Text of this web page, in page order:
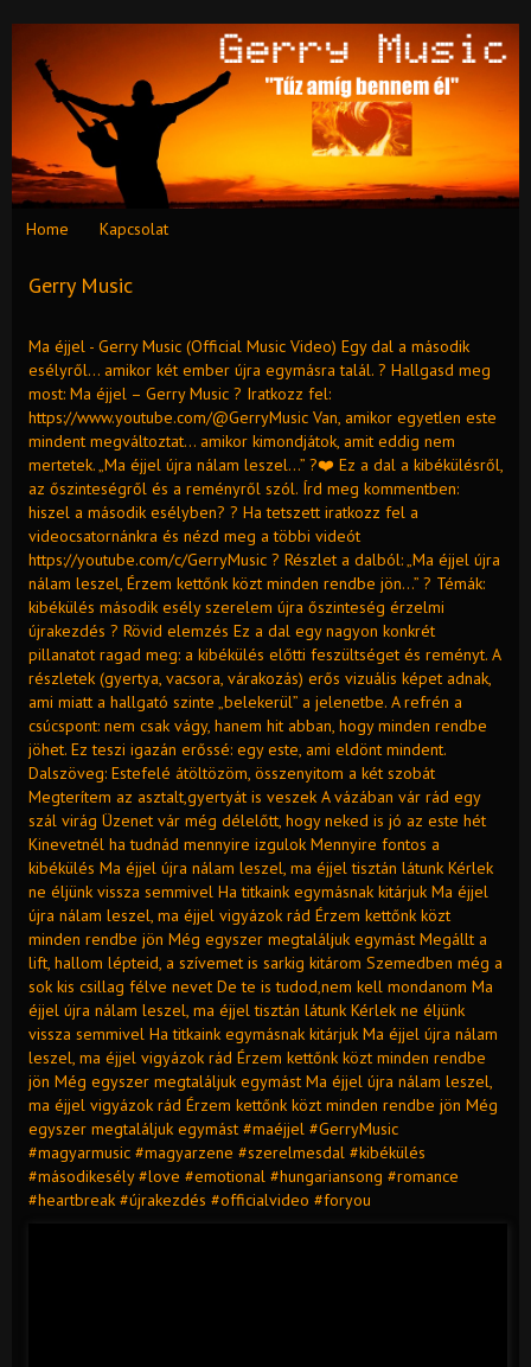
Home Kapcsolat
Gerry Music
Ma éjjel - Gerry Music (Official Music Video) Egy dal a második
esélyről… amikor két ember újra egymásra talál. ? Hallgasd meg
most: Ma éjjel – Gerry Music ? Iratkozz fel:
https://www.youtube.com/@GerryMusic Van, amikor egyetlen este
mindent megváltoztat… amikor kimondjátok, amit eddig nem
mertetek. „Ma éjjel újra nálam leszel…” ?❤️ Ez a dal a kibékülésről,
az őszinteségről és a reményről szól. Írd meg kommentben:
hiszel a második esélyben? ? Ha tetszett iratkozz fel a
videocsatornánkra és nézd meg a többi videót
https://youtube.com/c/GerryMusic ? Részlet a dalból: „Ma éjjel újra
nálam leszel, Érzem kettőnk közt minden rendbe jön…” ? Témák:
kibékülés második esély szerelem újra őszinteség érzelmi
újrakezdés ? Rövid elemzés Ez a dal egy nagyon konkrét
pillanatot ragad meg: a kibékülés előtti feszültséget és reményt. A
részletek (gyertya, vacsora, várakozás) erős vizuális képet adnak,
ami miatt a hallgató szinte „belekerül” a jelenetbe. A refrén a
csúcspont: nem csak vágy, hanem hit abban, hogy minden rendbe
jöhet. Ez teszi igazán erőssé: egy este, ami eldönt mindent.
Dalszöveg: Estefelé átöltözöm, összenyitom a két szobát
Megterítem az asztalt,gyertyát is veszek A vázában vár rád egy
szál virág Üzenet vár még délelőtt, hogy neked is jó az este hét
Kinevetnél ha tudnád mennyire izgulok Mennyire fontos a
kibékülés Ma éjjel újra nálam leszel, ma éjjel tisztán látunk Kérlek
ne éljünk vissza semmivel Ha titkaink egymásnak kitárjuk Ma éjjel
újra nálam leszel, ma éjjel vigyázok rád Érzem kettőnk közt
minden rendbe jön Még egyszer megtaláljuk egymást Megállt a
lift, hallom lépteid, a szívemet is sarkig kitárom Szemedben még a
sok kis csillag félve nevet De te is tudod,nem kell mondanom Ma
éjjel újra nálam leszel, ma éjjel tisztán látunk Kérlek ne éljünk
vissza semmivel Ha titkaink egymásnak kitárjuk Ma éjjel újra nálam
leszel, ma éjjel vigyázok rád Érzem kettőnk közt minden rendbe
jön Még egyszer megtaláljuk egymást Ma éjjel újra nálam leszel,
ma éjjel vigyázok rád Érzem kettőnk közt minden rendbe jön Még
egyszer megtaláljuk egymást #maéjjel #GerryMusic
#magyarmusic #magyarzene #szerelmesdal #kibékülés
#másodikesély #love #emotional #hungariansong #romance
#heartbreak #újrakezdés #officialvideo #foryou